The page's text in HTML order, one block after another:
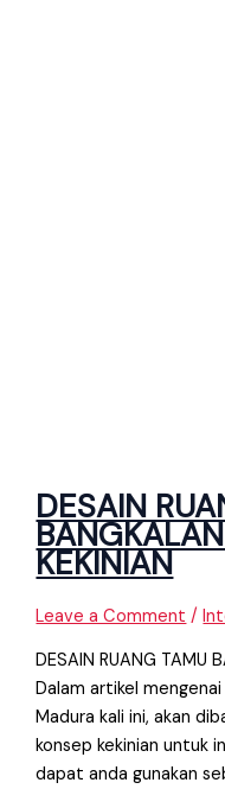
DESAIN
KEKINIAN
Leave a Comment /
DESAIN RUANG TAMU
Dalam artikel
Madura kali ini, akan
konsep kekinian untuk
dapat anda gunakan